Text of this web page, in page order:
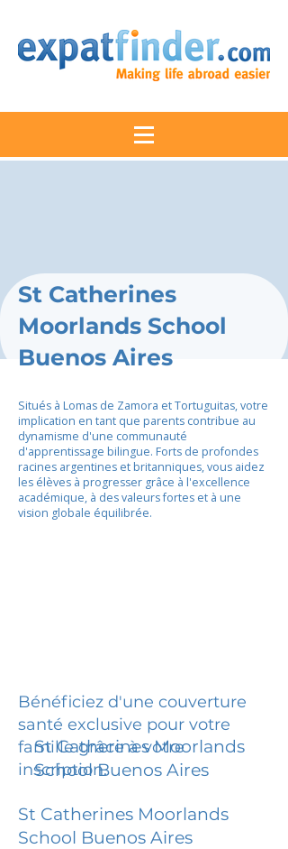
St Catherines
Moorlands School
Buenos Aires
Situés à Lomas de Zamora et Tortuguitas, votre
implication en tant que parents contribue au
dynamisme d'une communauté
d'apprentissage bilingue. Forts de profondes
racines argentines et britanniques, vous aidez
les élèves à progresser grâce à l'excellence
académique, à des valeurs fortes et à une
vision globale équilibrée.
Bénéficiez d'une couverture
santé exclusive pour votre
famille grâce à votre
inscription.
St Catherines Moorlands
School Buenos Aires
St Catherines Moorlands
School Buenos Aires